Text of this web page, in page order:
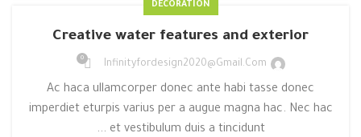
DECORATION
Creative water features and exterior
Infinityfordesign2020@gmail.com
0
Ac haca ullamcorper donec ante habi tasse donec
imperdiet eturpis varius per a augue magna hac. Nec hac
et vestibulum duis a tincidunt ...